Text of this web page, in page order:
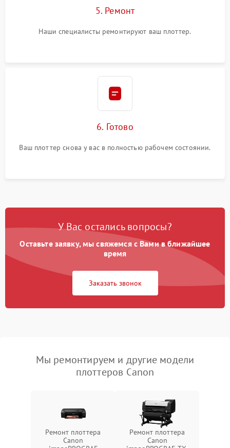
5. Ремонт
Наши специалисты ремонтируют ваш плоттер.
6. Готово
Ваш плоттер снова у вас в полностью рабочем состоянии.
У Вас остались вопросы?
Оставьте заявку, мы свяжемся с Вами в ближайшее
время
Заказать звонок
Мы ремонтируем и другие модели
плоттеров Canon
Ремонт плоттера
Canon
Ремонт плоттера
Canon